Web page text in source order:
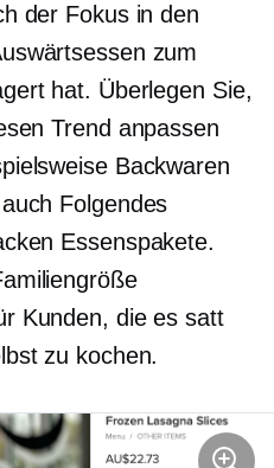
der Fokus in den
zum
hat. Überlegen Sie,
Trend anpassen
Backwaren
Folgendes
Essenspakete.
Kunden, die es satt
zu kochen.